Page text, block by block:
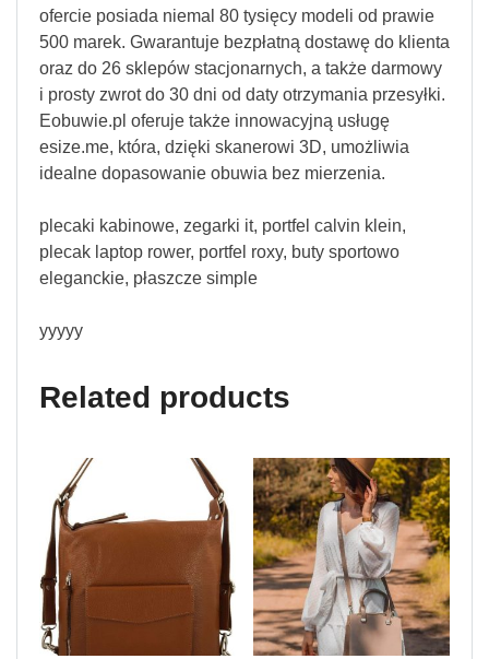
ofercie posiada niemal 80 tysięcy modeli od prawie
500 marek. Gwarantuje bezpłatną dostawę do klienta
oraz do 26 sklepów stacjonarnych, a także darmowy
i prosty zwrot do 30 dni od daty otrzymania przesyłki.
Eobuwie.pl oferuje także innowacyjną usługę
esize.me, która, dzięki skanerowi 3D, umożliwia
idealne dopasowanie obuwia bez mierzenia.
plecaki kabinowe, zegarki it, portfel calvin klein,
plecak laptop rower, portfel roxy, buty sportowo
eleganckie, płaszcze simple
yyyyy
Related products